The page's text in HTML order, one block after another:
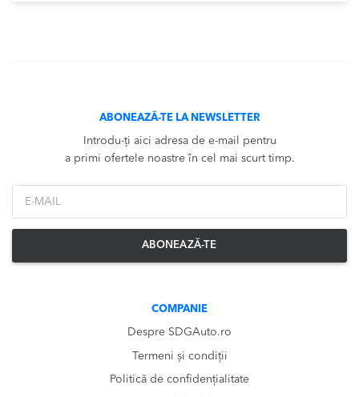
ABONEAZĂ-TE LA NEWSLETTER
Introdu-ți aici adresa de e-mail pentru
a primi ofertele noastre în cel mai scurt timp.
ABONEAZĂ-TE
COMPANIE
Despre SDGAuto.ro
Termeni și condiții
Politică de confidențialitate